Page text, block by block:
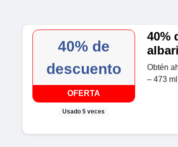
40% de
descuento
OFERTA
Usado 5 veces
40%
Obtén
– 473